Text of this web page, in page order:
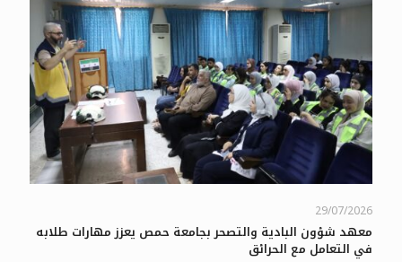
29/07/2026
معهد شؤون البادية والتصحر بجامعة حمص يعزز مهارات طلابه
في التعامل مع الحرائق